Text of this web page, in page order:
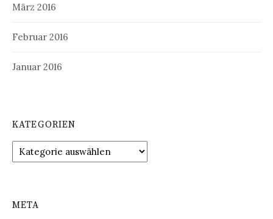
März 2016
Februar 2016
Januar 2016
KATEGORIEN
Kategorien
META